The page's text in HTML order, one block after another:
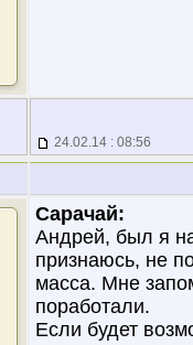
24.02.14 : 08:56
Сарачай:
Андрей, был я
признаюсь, не
масса. Мне
поработали.
Если будет